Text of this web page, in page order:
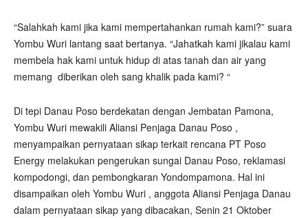
“Salahkah kami jika kami mempertahankan rumah kami?” suara
Yombu Wuri lantang saat bertanya. “Jahatkah kami jikalau kami
membela hak kami untuk hidup di atas tanah dan air yang
memang diberikan oleh sang khalik pada kami? “
Di tepi Danau Poso berdekatan dengan Jembatan Pamona,
Yombu Wuri mewakili Aliansi Penjaga Danau Poso ,
menyampaikan pernyataan sikap terkait rencana PT Poso
Energy melakukan pengerukan sungai Danau Poso, reklamasi
kompodongi, dan pembongkaran Yondompamona. Hal ini
disampaikan oleh Yombu Wuri , anggota Aliansi Penjaga Danau
dalam pernyataan sikap yang dibacakan, Senin 21 Oktober